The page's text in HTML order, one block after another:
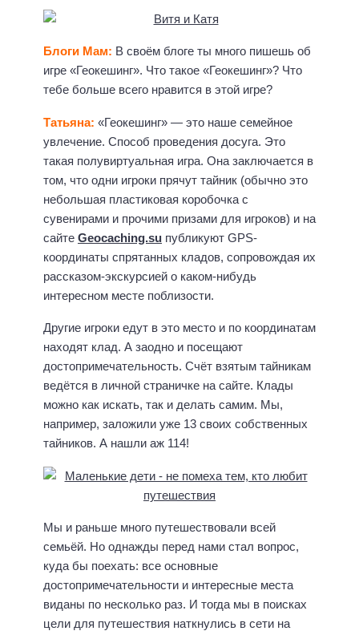
Блоги Мам: В своём блоге ты много пишешь об
игре «Геокешинг». Что такое «Геокешинг»? Что
тебе больше всего нравится в этой игре?
Татьяна: «Геокешинг» — это наше семейное
увлечение. Способ проведения досуга. Это
такая полувиртуальная игра. Она заключается в
том, что одни игроки прячут тайник (обычно это
небольшая пластиковая коробочка с
сувенирами и прочими призами для игроков) и на
сайте Geocaching.su публикуют GPS-
координаты спрятанных кладов, сопровождая их
рассказом-экскурсией о каком-нибудь
интересном месте поблизости.
Другие игроки едут в это место и по координатам
находят клад. А заодно и посещают
достопримечательность. Счёт взятым тайникам
ведётся в личной страничке на сайте. Клады
можно как искать, так и делать самим. Мы,
например, заложили уже 13 своих собственных
тайников. А нашли аж 114!
Мы и раньше много путешествовали всей
семьёй. Но однажды перед нами стал вопрос,
куда бы поехать: все основные
достопримечательности и интересные места
виданы по несколько раз. И тогда мы в поисках
цели для путешествия наткнулись в сети на